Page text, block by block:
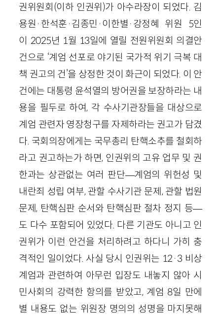
권위원회(이하 인권위)가 아수라장이 되었다. 김
용원·한석훈·김종민·이한별·강정혜 위원 5인
이 2025년 1월 13일에 열릴 전원위원회 의결안
건으로 ‘계엄 선포로 야기된 국가적 위기 극복 대
책 권고의 건’을 상정한 것이 화근이 되었다. 이 안
건에는 대통령 윤석열의 방어권을 보장하라는 내
용을 필두로 하여, 각 수사기관장들을 대상으로
계엄 관련자 영장청구를 자제하라는 권고가 담겼
다. 국회의장에게는 국무총리 탄핵소추를 철회하
라고 권고하는가 하면, 인권위의 고유 업무 및 권
한과는 상관없는 여러 판단—계엄의 위헌성 및
내란죄 성립 여부, 관할 수사기관 문제, 관할 법원
문제, 탄핵심판 순서와 탄핵심판 절차 정지 등—
도 다수 포함되어 있었다. 다른 기관도 아니고 인
권위가 이런 안건을 처리하려고 하다니 가히 충
격적인 일이었다. 사실 당시 인권위는 12·3 비상
계엄과 관련하여 아무런 입장도 내놓지 않아 시
민사회의 강력한 항의를 받았고, 계엄 8일 만에
별 내용도 없는 위원장 명의의 성명을 마지못해